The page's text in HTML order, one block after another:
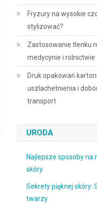
Fryzury na wysokie
stylizować?
Zastosowanie tlenku
medycynie i rolnictwie
Druk opakowań
uszlachetnienia i
transport
URODA
Najlepsze sposoby na
skóry
Sekrety pięknej skóry:
twarzy